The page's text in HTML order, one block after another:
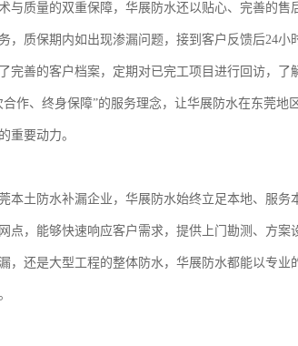
与质量的双重保障，华展防水还以贴心、完善的
，质保期内如出现渗漏问题，接到客户反馈后24
完善的客户档案，定期对已完工项目进行回访，
合作、终身保障”的服务理念，让华展防水在东莞
重要动力。
本土防水补漏企业，华展防水始终立足本地、服
点，能够快速响应客户需求，提供上门勘测、方
，还是大型工程的整体防水，华展防水都能以专